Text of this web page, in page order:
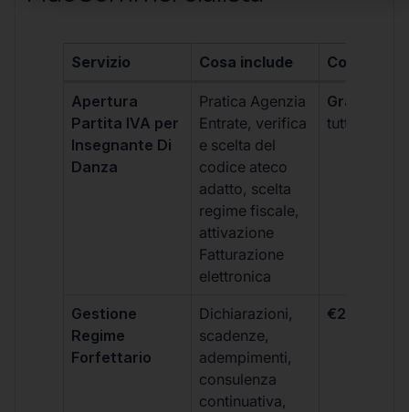
Servizio Cosa include Costo
Apertura
Partita IVA per
Insegnante Di
Danza
Pratica Agenzia
Entrate, verifica
e scelta del
codice ateco
adatto, scelta
regime fiscale,
attivazione
Fatturazione
elettronica
Gratis
tutti i piani)
Gestione
Regime
Forfettario
Dichiarazioni,
scadenze,
adempimenti,
consulenza
continuativa,
€264 +